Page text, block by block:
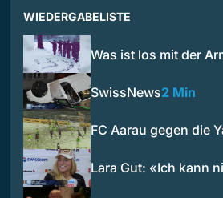
WIEDERGABELISTE
Was ist los mit der
SwissNews2 Min
FC Aarau gegen die
Lara Gut: «Ich kann